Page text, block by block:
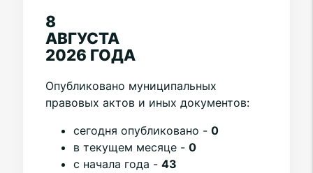
8
АВГУСТА
2026 ГОДА
Опубликовано муниципальных
правовых актов и иных документов:
cегодня опубликовано - 0
в текущем месяце - 0
с начала года - 43